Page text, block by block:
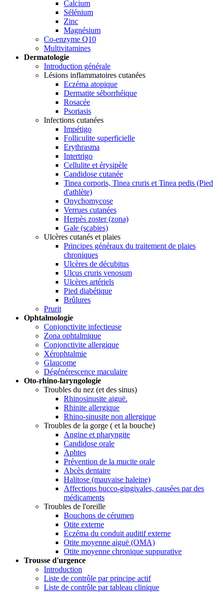
Calcium
Sélénium
Zinc
Magnésium
Co-enzyme Q10
Multivitamines
Dermatologie
Introduction générale
Lésions inflammatoires cutanées
Eczéma atopique
Dermatite séborrhéique
Rosacée
Psoriasis
Infections cutanées
Impétigo
Folliculite superficielle
Erythrasma
Intertrigo
Cellulite et érysipèle
Candidose cutanée
Tinea corporis, Tinea cruris et Tinea pedis (Pied
d'athlète)
Onychomycose
Verrues cutanées
Herpès zoster (zona)
Gale (scabies)
Ulcères cutanés et plaies
Principes généraux du traitement de plaies
chroniques
Ulcères de décubitus
Ulcus cruris venosum
Ulcères artériels
Pied diabétique
Brûlures
Prurit
Ophtalmologie
Conjonctivite infectieuse
Zona ophtalmique
Conjonctivite allergique
Xérophtalmie
Glaucome
Dégénérescence maculaire
Oto-rhino-laryngologie
Troubles du nez (et des sinus)
Rhinosinusite aiguë.
Rhinite allergique
Rhino-sinusite non allergique
Troubles de la gorge ( et la bouche)
Angine et pharyngite
Candidose orale
Aphtes
Prévention de la mucite orale
Abcès dentaire
Halitose (mauvaise haleine)
Affections bucco-gingivales, causées par des
médicaments
Troubles de l'oreille
Bouchons de cérumen
Otite externe
Eczéma du conduit auditif externe
Otite moyenne aiguë (OMA)
Otite moyenne chronique suppurative
Trousse d'urgence
Introduction
Liste de contrôle par principe actif
Liste de contrôle par tableau clinique